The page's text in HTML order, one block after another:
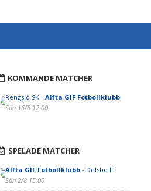
KOMMANDE MATCHER
Rengsjö SK - Alfta GIF Fotbollklubb
Sön 16/8 12:00
SPELADE MATCHER
Alfta GIF Fotbollklubb- Delsbo IF
Sön 2/8 15:00